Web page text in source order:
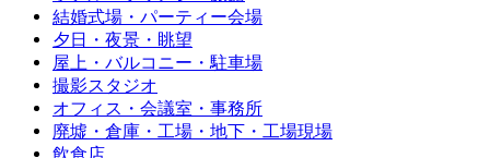
結婚式場・パーティー会場
夕日・夜景・眺望
屋上・バルコニー・駐車場
撮影スタジオ
オフィス・会議室・事務所
廃墟・倉庫・工場・地下・工場現場